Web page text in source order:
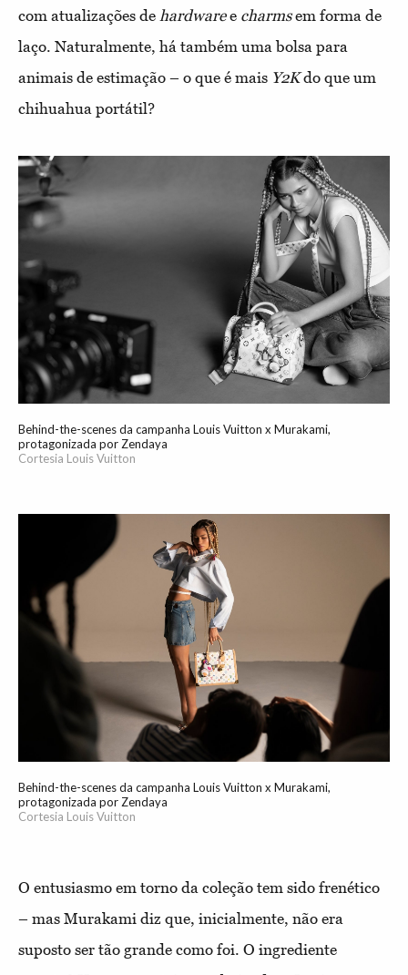
com atualizações de hardwaree charmsem forma de
laço. Naturalmente, há também uma bolsa para
animais de estimação – o que é mais Y2Kdo que um
chihuahua portátil?
Behind-the-scenes da campanha Louis Vuitton x Murakami,
protagonizada por Zendaya
Cortesia Louis Vuitton
Behind-the-scenes da campanha Louis Vuitton x Murakami,
protagonizada por Zendaya
Cortesia Louis Vuitton
O entusiasmo em torno da coleção tem sido frenético
– mas Murakami diz que, inicialmente, não era
suposto ser tão grande como foi. O ingrediente